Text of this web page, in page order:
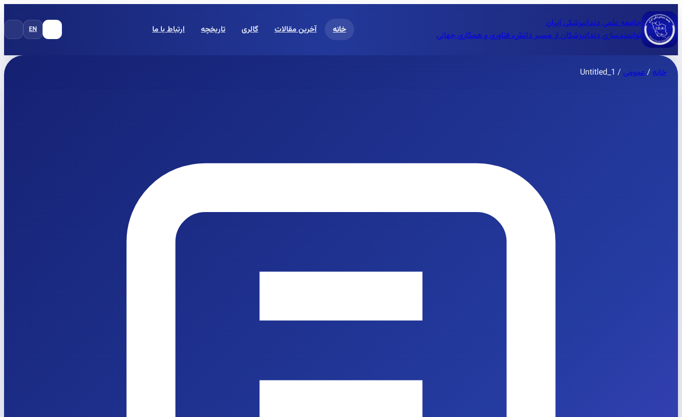
جامعه علمی دندانپزشکی ایران
توانمندسازی دندانپزشکان از مسیر دانش، فناوری و همکاری جهانی
خانه آخرین مقالات گالری تاریخچه ارتباط با ما EN
خانه/عمومی /
Untitled_1